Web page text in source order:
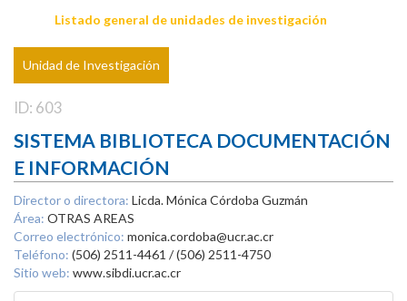
Listado general de unidades de investigación
Unidad de Investigación
ID: 603
SISTEMA BIBLIOTECA DOCUMENTACIÓN
E INFORMACIÓN
Director o directora: Licda. Mónica Córdoba Guzmán
Área: OTRAS AREAS
Correo electrónico: monica.cordoba@ucr.ac.cr
Teléfono: (506) 2511-4461 / (506) 2511-4750
Sitio web: www.sibdi.ucr.ac.cr